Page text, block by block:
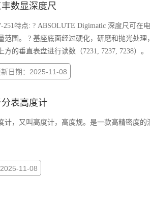
数显深度尺
范围。 ? 基座底面经过硬化，研磨和抛光处理
的垂直表盘进行读数（7231, 7237, 7238）。
新日期：2025-11-08
表高度计
计，又叫高度计，高度规。是一款高精密度
11-08